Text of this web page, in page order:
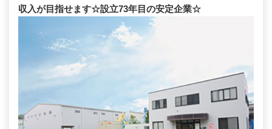
収入が目指せます☆設立73年目の安定企業☆